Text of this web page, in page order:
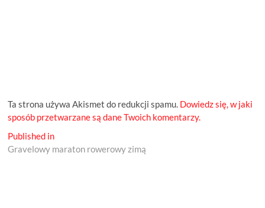
Ta strona używa Akismet do redukcji spamu. Dowiedz się, w jaki
sposób przetwarzane są dane Twoich komentarzy.
Nawigacja
wpisu
Published in
Gravelowy maraton rowerowy zimą